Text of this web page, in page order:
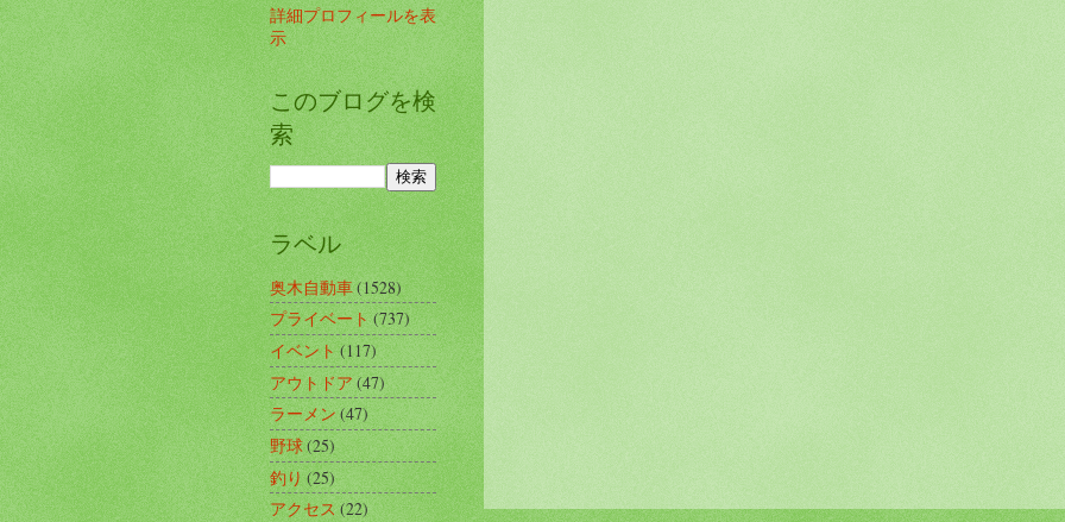
詳細プロフィールを表
示
このブログを検
索
ラベル
奥木自動車(1528)
プライベート(737)
イベント(117)
アウトドア(47)
ラーメン(47)
野球(25)
釣り(25)
アクセス(22)